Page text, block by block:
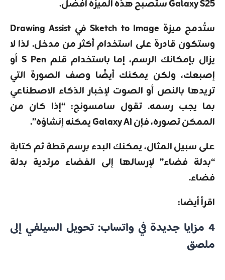
Galaxy S25 ستصبح هذه الميزة أفضل.
ستُدمج ميزة Sketch to Image في Drawing Assist
وستكون قادرة على استخدام أكثر من مدخل. لذا لا
يزال بإمكانك الرسم، إما باستخدام قلم S Pen أو
إصبعك، ولكن يمكنك أيضًا وصف الصورة التي
تريدها بالنص أو الصوت لإخبار الذكاء الاصطناعي
بما يجب رسمه. تقول سامسونج: “إذا كان من
الممكن تصوره، فإن Galaxy AI يمكنه إنشاؤه”.
على سبيل المثال، يمكنك البدء برسم قطة ثم كتابة
“بدلة فضاء” لإرسالها إلى الفضاء مرتدية بدلة
فضاء.
اقرأ أيضا:
4 مزايا جديدة في واتساب: تحويل السيلفي إلى
ملصق